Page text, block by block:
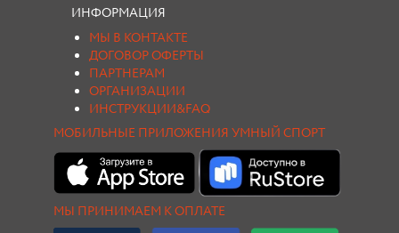
ИНФОРМАЦИЯ
МЫ В КОНТАКТЕ
ДОГОВОР ОФЕРТЫ
ПАРТНЕРАМ
ОРГАНИЗАЦИИ
ИНСТРУКЦИИ&FAQ
МОБИЛЬНЫЕ ПРИЛОЖЕНИЯ УМНЫЙ СПОРТ
МЫ ПРИНИМАЕМ К ОПЛАТЕ